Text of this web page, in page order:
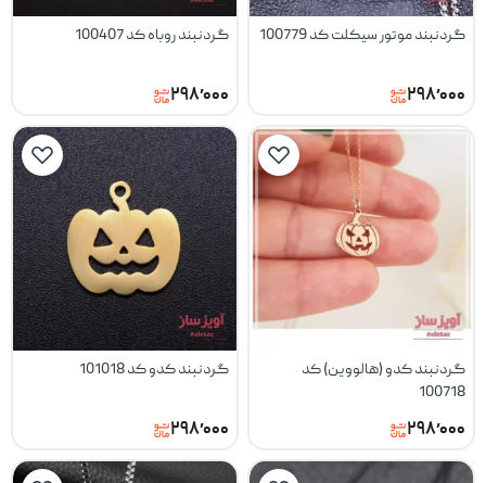
گردنبند موتور سیکلت کد 100779
۲۹۸٬۰۰۰
گردنبند روباه کد 100407
۲۹۸٬۰۰۰
گردنبند کدو (هالووین) کد
100718
۲۹۸٬۰۰۰
گردنبند کدو کد 101018
۲۹۸٬۰۰۰